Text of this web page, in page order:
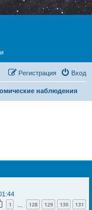
Вход
Регистрация
наблюдения
1 128 129 130 131